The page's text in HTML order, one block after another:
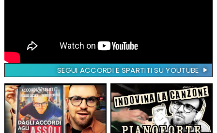
SEGUI ACCORDI E SPARTITI SU YOUTUBE